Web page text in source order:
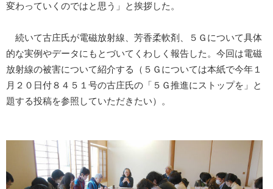
変わっていくのではと思う」と挨拶した。
続いて古庄氏が電磁放射線、芳香柔軟剤、５Ｇについて具体
的な実例やデータにもとづいてくわしく報告した。今回は電磁
放射線の被害について紹介する（５Ｇについては本紙で今年１
月２０日付８４５１号の古庄氏の「５Ｇ推進にストップを」と
題する投稿を参照していただきたい）。